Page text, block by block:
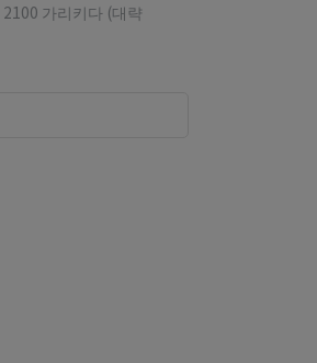
2100 가리키다 (대략